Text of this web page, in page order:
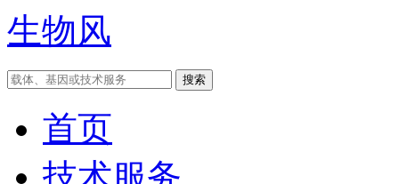
生物风
首页